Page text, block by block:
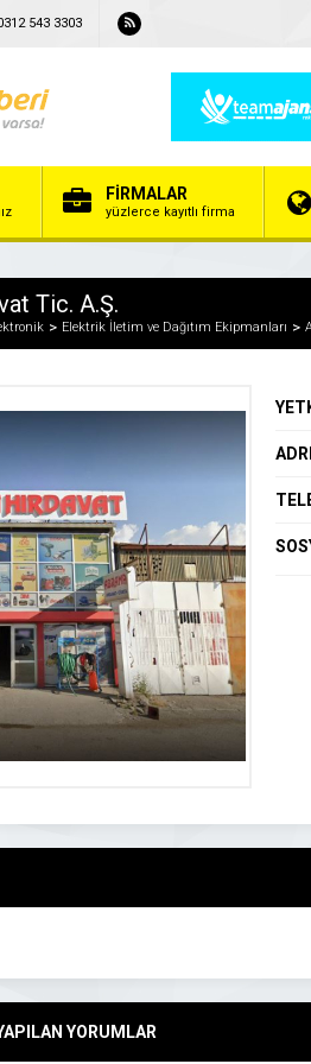
543 3303
FİRMALAR
yüzlerce kayıtlı firma
Tic. A.Ş.
Elektrik İletim ve Dağıtım Ekipmanları
YORUMLAR